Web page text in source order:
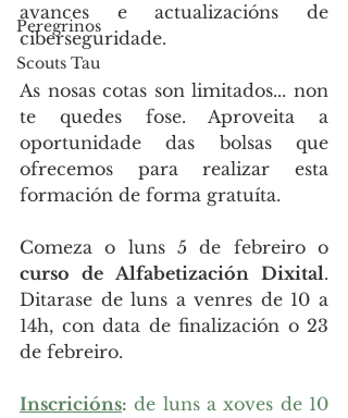
Peregrinos
Scouts Tau
avances e actualizacións de
ciberseguridade.
As nosas cotas son limitados... non
te quedes fose. Aproveita a
oportunidade das bolsas que
ofrecemos para realizar esta
formación de forma gratuíta.
curso de Alfabetización Dixital.
Ditarase de luns a venres de 10 a
14h, con data de finalización o 23
de febreiro.
Inscricións: de luns a xoves de 10